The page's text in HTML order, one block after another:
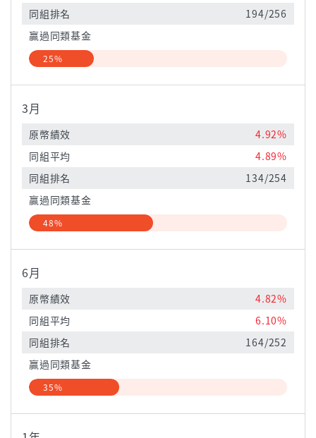
同組排名
194/256
贏過同類基金
25%
3月
原幣績效
4.92%
同組平均
4.89%
同組排名
134/254
贏過同類基金
48%
6月
原幣績效
4.82%
同組平均
6.10%
同組排名
164/252
贏過同類基金
35%